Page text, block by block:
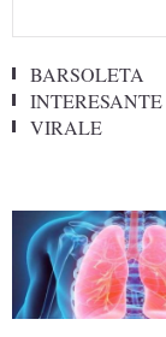
BARSOLETA
INTERESANTE
VIRALE